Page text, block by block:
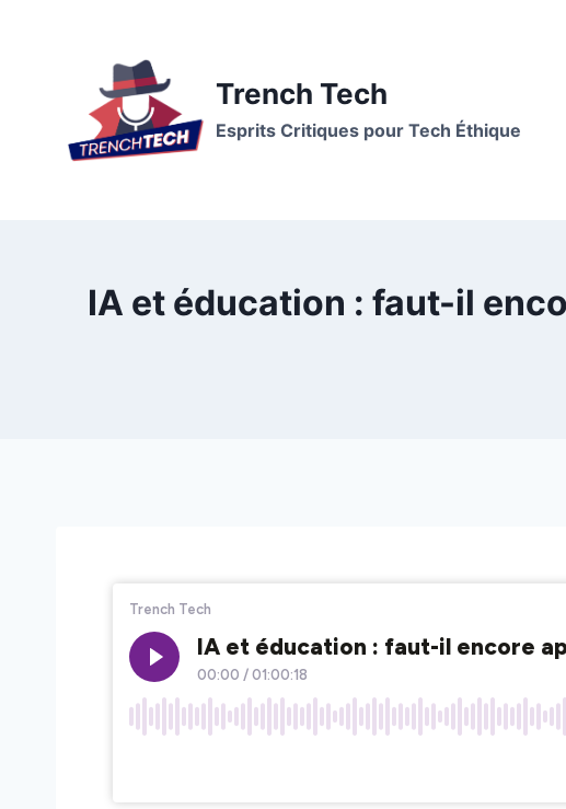
Trench Tech
Esprits Critiques pour Tech Éthique
IA et éducation : faut-il